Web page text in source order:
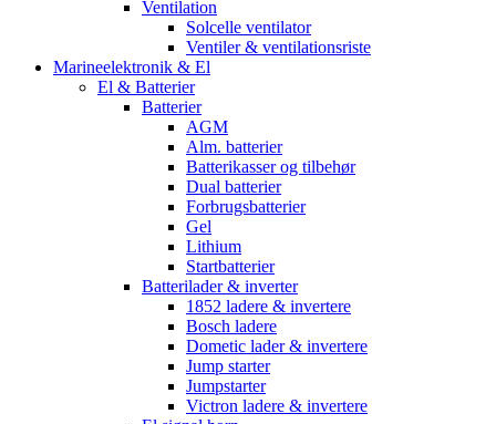
Ventilation
Solcelle ventilator
Ventiler & ventilationsriste
Marineelektronik & El
El & Batterier
Batterier
AGM
Alm. batterier
Batterikasser og tilbehør
Dual batterier
Forbrugsbatterier
Gel
Lithium
Startbatterier
Batterilader & inverter
1852 ladere & invertere
Bosch ladere
Dometic lader & invertere
Jump starter
Jumpstarter
Victron ladere & invertere